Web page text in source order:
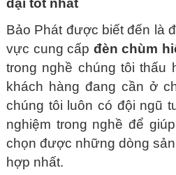
đại tốt nhất
Bảo Phát được biết đến là
vực cung cấp đèn chùm
trong nghề chúng tôi thấu
khách hàng đang cần ở
chúng tôi luôn có đội ngũ
nghiệm trong nghề để
chọn được những dòng
hợp nhất.